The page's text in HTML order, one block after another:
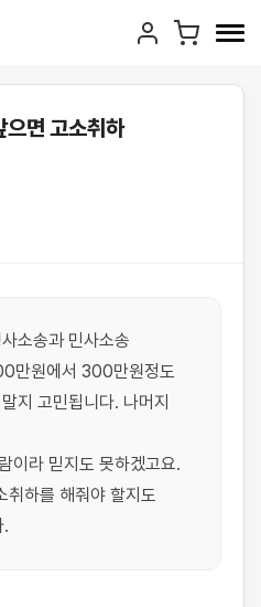
으면 고소취하
소송과 민사소송
만원에서 300만원정도
지 고민됩니다. 나머지
이라 믿지도 못하겠고요.
취하를 해줘야 할지도
.